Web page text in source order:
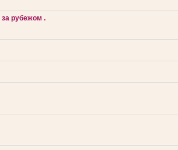
рубежом .